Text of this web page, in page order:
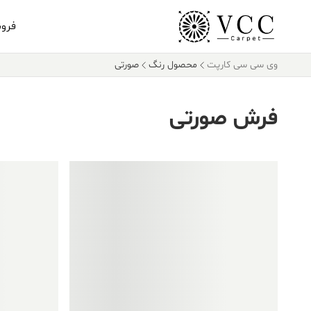
وی سی سی کارپت محصول رنگ صورتی
فرش صورتی